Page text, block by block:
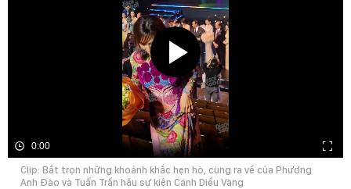
0:00
Clip: Bắt trọn những khoảnh khắc hẹn hò, cùng ra về của Phương
Anh Đào và Tuấn Trần hậu sự kiện Cánh Diều Vàng